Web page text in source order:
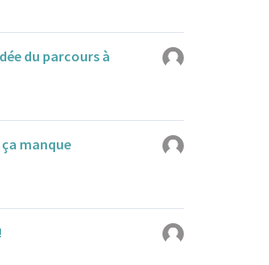
du parcours à
manque